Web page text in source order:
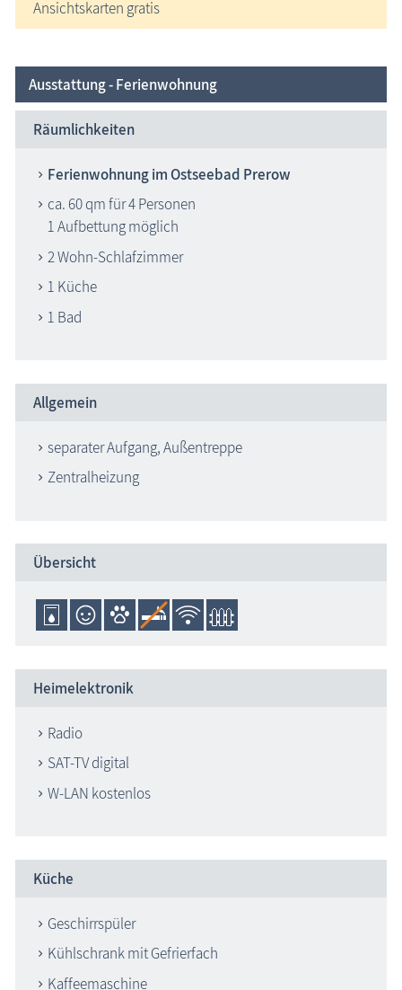
Ansichtskarten gratis
Ausstattung - Ferienwohnung
Räumlichkeiten
Ferienwohnung im Ostseebad Prerow
ca. 60 qm für 4 Personen
1 Aufbettung möglich
2 Wohn-Schlafzimmer
1 Küche
1 Bad
Allgemein
separater Aufgang, Außentreppe
Zentralheizung
Übersicht
Heimelektronik
Radio
SAT-TV digital
W-LAN kostenlos
Küche
Geschirrspüler
Kühlschrank mit Gefrierfach
Kaffeemaschine